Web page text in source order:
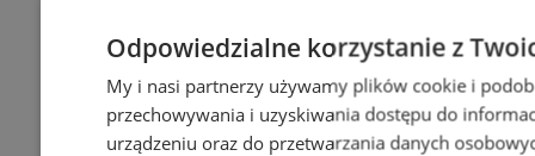
Odpowiedzialne korzystanie z
My i nasi partnerzy używamy plików cookie i
przechowywania i uzyskiwania dostępu do
urządzeniu oraz do przetwarzania danych